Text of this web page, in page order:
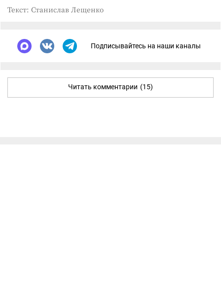
Текст: Станислав Лещенко
Подписывайтесь на наши каналы
Читать комментарии (15)